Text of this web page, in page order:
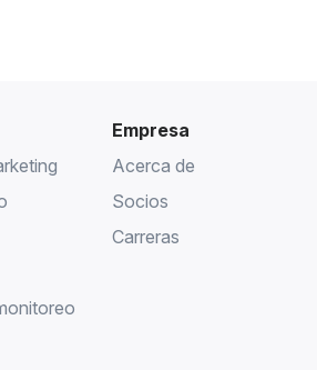
Empresa
Acerca de
Socios
Carreras